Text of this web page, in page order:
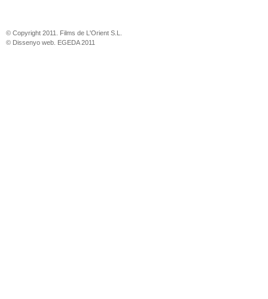
© Copyright 2011. Films de L'Orient S.L.
© Dissenyo web. EGEDA 2011